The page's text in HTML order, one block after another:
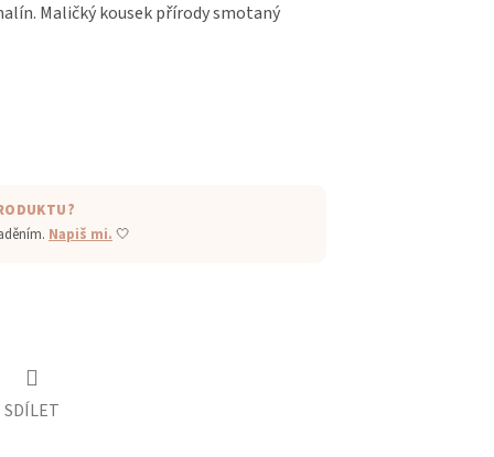
Maličký kousek přírody smotaný
Napiš mi. 🤍
SDÍLET